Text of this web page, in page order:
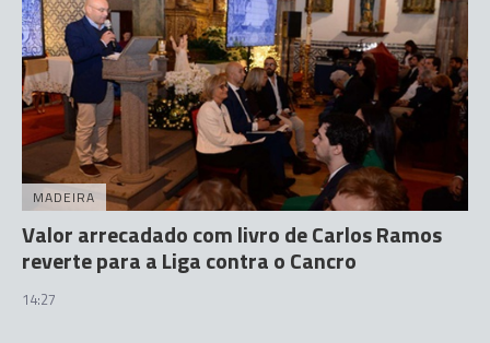
MADEIRA
Valor arrecadado com livro de Carlos Ramos
reverte para a Liga contra o Cancro
14:27